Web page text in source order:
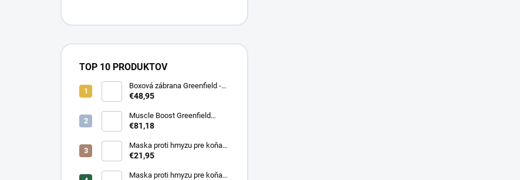
TOP 10 PRODUKTOV
Boxová zábrana Greenfield -
modrá/modrá -
€48,95
Muscle Boost Greenfield
Equine 1,5 kg – DUO PACK
€81,18
Maska proti hmyzu pre koňa
strečová Waldhausen s
€21,95
Maska proti hmyzu pre koňa